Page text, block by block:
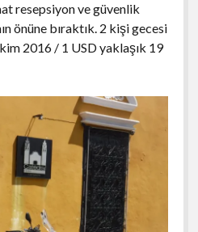
resepsiyon ve güvenlik
önüne bıraktık. 2 kişi gecesi
2016 / 1 USD yaklaşık 19